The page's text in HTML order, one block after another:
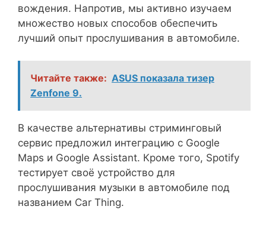
вождения. Напротив, мы активно изучаем
множество новых способов обеспечить
лучший опыт прослушивания в автомобиле.
Читайте также: ASUS показала тизер
Zenfone 9.
В качестве альтернативы стриминговый
сервис предложил интеграцию с Google
Maps и Google Assistant. Кроме того, Spotify
тестирует своё устройство для
прослушивания музыки в автомобиле под
названием Car Thing.